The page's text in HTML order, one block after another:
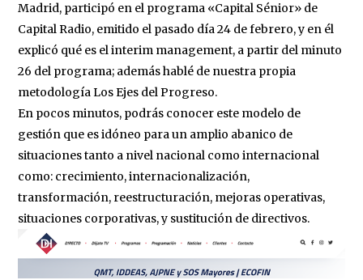
Madrid, participó en el programa «Capital Sénior» de
Capital Radio, emitido el pasado día 24 de febrero, y en él
explicó qué es el interim management, a partir del minuto
26 del programa; además hablé de nuestra propia
metodología Los Ejes del Progreso.
En pocos minutos, podrás conocer este modelo de
gestión que es idóneo para un amplio abanico de
situaciones tanto a nivel nacional como internacional
como: crecimiento, internacionalización,
transformación, reestructuración, mejoras operativas,
situaciones corporativas, y sustitución de directivos.